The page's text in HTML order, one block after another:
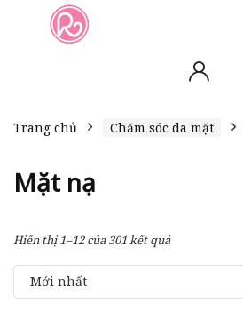
Trang chủ Chăm sóc da mặt
Mặt nạ
Hiển thị 1–12 của 301 kết quả
Mới nhất